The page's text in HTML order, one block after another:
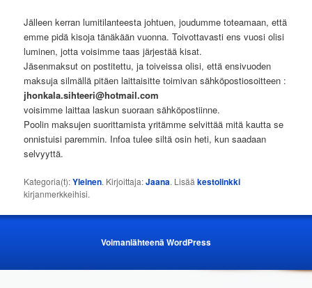
Jälleen kerran lumitilanteesta johtuen, joudumme toteamaan, että
emme pidä kisoja tänäkään vuonna. Toivottavasti ens vuosi olisi
luminen, jotta voisimme taas järjestää kisat.
Jäsenmaksut on postitettu, ja toiveissa olisi, että ensivuoden
maksuja silmällä pitäen laittaisitte toimivan sähköpostiosoitteen :
jhonkala.sihteeri@hotmail.com
voisimme laittaa laskun suoraan sähköpostiinne.
Poolin maksujen suorittamista yritämme selvittää mitä kautta se
onnistuisi paremmin. Infoa tulee siltä osin heti, kun saadaan
selvyyttä.
Kategoria(t):Yleinen. Kirjoittaja:Jaana. Lisääkestolinkki
kirjanmerkkeihisi.
Voimanlähteenä WordPress